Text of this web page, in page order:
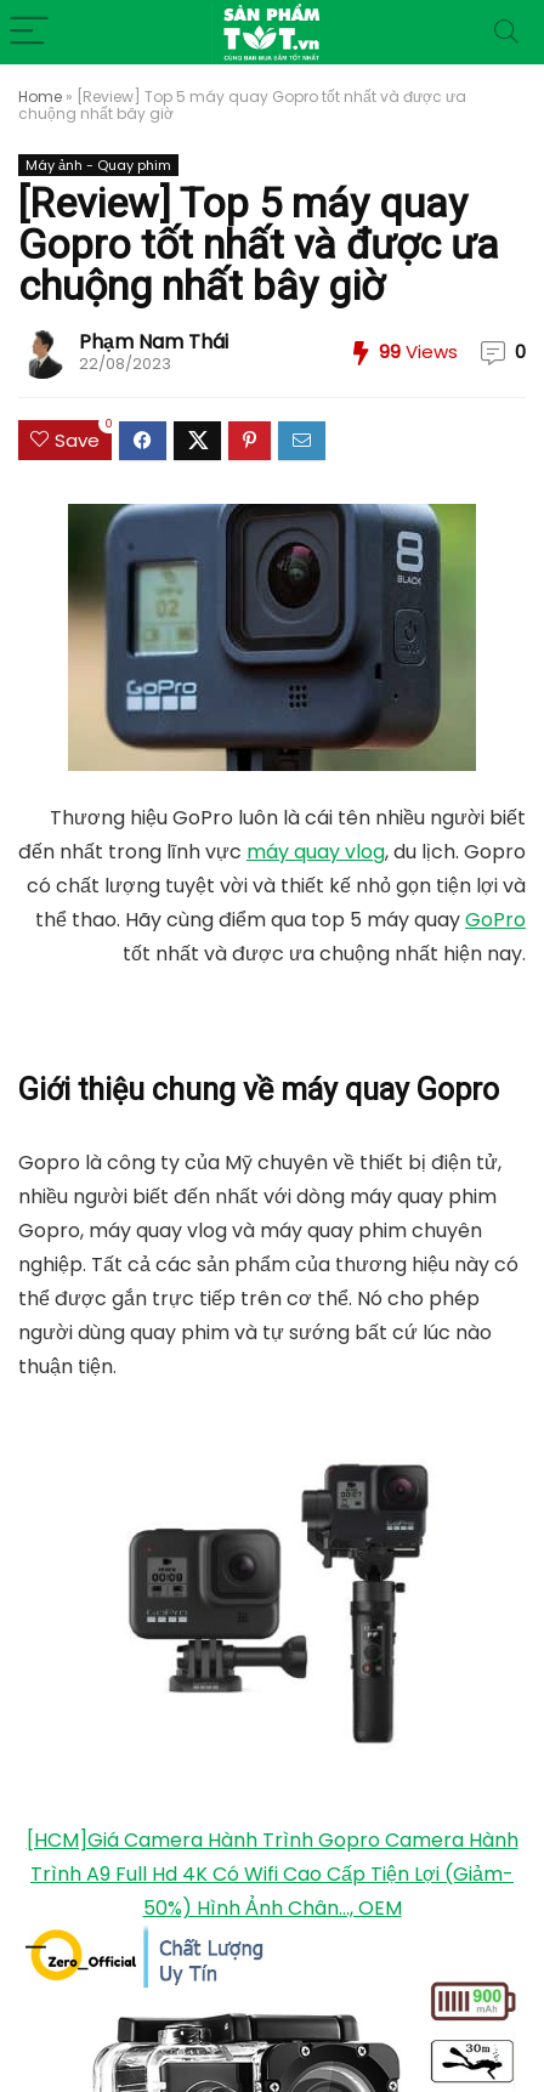
Home » [Review] Top 5 máy quay Gopro tốt nhất và được ưa
chuộng nhất bây giờ
Máy ảnh - Quay phim
[Review] Top 5 máy quay
Gopro tốt nhất và được ưa
chuộng nhất bây giờ
Phạm Nam Thái
22/08/2023 99Views 0
Save
0
Thương hiệu GoPro luôn là cái tên nhiều người biết
đến nhất trong lĩnh vực máy quay vlog, du lịch. Gopro
có chất lượng tuyệt vời và thiết kế nhỏ gọn tiện lợi và
thể thao. Hãy cùng điểm qua top 5 máy quayGoPro
tốt nhất và được ưa chuộng nhất hiện nay.
Giới thiệu chung về máy quay Gopro
Gopro là công ty của Mỹ chuyên về thiết bị điện tử,
nhiều người biết đến nhất với dòng máy quay phim
Gopro, máy quay vlog và máy quay phim chuyên
nghiệp. Tất cả các sản phẩm của thương hiệu này có
thể được gắn trực tiếp trên cơ thể. Nó cho phép
người dùng quay phim và tự sướng bất cứ lúc nào
thuận tiện.
[HCM]Giá Camera Hành Trình Gopro Camera Hành
Trình A9 Full Hd 4K Có Wifi Cao Cấp Tiện Lợi (Giảm-
50%) Hình Ảnh Chân..., OEM